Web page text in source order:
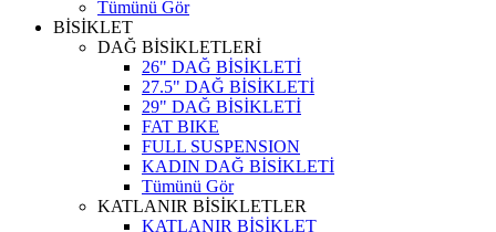
Tümünü Gör
BİSİKLET
DAĞ BİSİKLETLERİ
26" DAĞ BİSİKLETİ
27.5" DAĞ BİSİKLETİ
29" DAĞ BİSİKLETİ
FAT BIKE
FULL SUSPENSION
KADIN DAĞ BİSİKLETİ
Tümünü Gör
KATLANIR BİSİKLETLER
KATLANIR BİSİKLET